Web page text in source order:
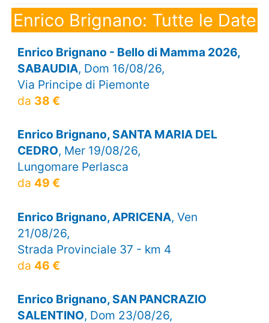
Enrico Brignano: Tutte le Date
Enrico Brignano - Bello di Mamma 2026,
SABAUDIA, Dom 16/08/26,
Via Principe di Piemonte
da 38 €
Enrico Brignano, SANTA MARIA DEL
CEDRO, Mer 19/08/26,
Lungomare Perlasca
da 49 €
Enrico Brignano, APRICENA, Ven
21/08/26,
Strada Provinciale 37 - km 4
da 46 €
Enrico Brignano, SAN PANCRAZIO
SALENTINO, Dom 23/08/26,